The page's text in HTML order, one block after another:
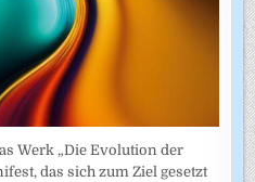
Werk „Die Evolution der
das sich zum Ziel gesetzt